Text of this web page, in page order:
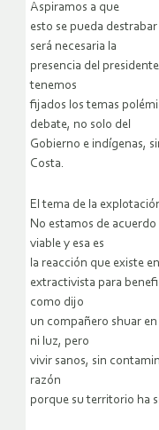
Aspiramos a que
esto se pueda
será necesaria la
presencia del
tenemos
fijados los temas
debate, no solo del
Gobierno e indígenas,
Costa.
El tema de la
No estamos de
viable y esa es
la reacción que existe
extractivista para
como dijo
un compañero shuar
ni luz, pero
vivir sanos, sin
razón
porque su territorio ha